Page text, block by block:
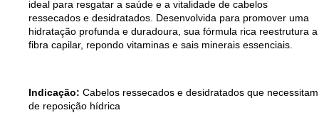
ideal para resgatar a saúde e a vitalidade de cabelos
ressecados e desidratados. Desenvolvida para promover uma
hidratação profunda e duradoura, sua fórmula rica reestrutura a
fibra capilar, repondo vitaminas e sais minerais essenciais.
Indicação: Cabelos ressecados e desidratados que necessitam
de reposição hídrica